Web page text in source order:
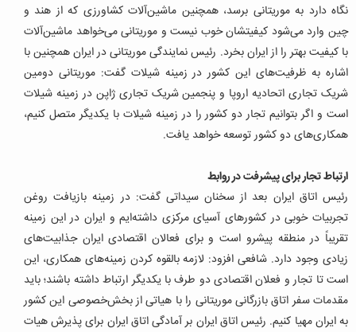
نگاه دارد به موریتانی برسد، همچنین ماشین‌آلات کشاورزی که از هند و
چین وارد می‌شود کیفیتشان خوب نیست و موریتانی می‌خواهد ماشین‌آلات
با کیفیت بهتر را از ایران بخرد. رئیس نمایندگی موریتانی در ایران همچنین با
اشاره به ظرفیت‌های این کشور در زمینه شیلات گفت: موریتانی دومین
شریک تجاری اتحادیه اروپا و پنجمین شریک تجاری ژاپن در زمینه شیلات
است و اگر بتوانیم تجار دو کشور را در زمینه شیلات با یکدیگر متصل کنیم،
همکاری‌های دو کشور توسعه خواهد یافت.
ارتباط تجار برای پیشرفت در روابط
رئیس اتاق ایران بعد از سخنان سیداتی گفت: در زمینه بازیافت روغن
تجربیات خوبی در کشورهای آسیای مرکزی داشته‌ایم و ایران در این زمینه
تقریباً در منطقه پیشرو است و برای فعالان اقتصادی ایران جذابیت‌های
زیادی وجود دارد. شافعی افزود: لازمه بالقوه کردن زمینه‌های همکاری، این
است تا تجار و فعلان اقتصادی دو طرف با یکدیگر ارتباط داشته باشند؛ باید
مقدمات سفر اتاق بازرگانی موریتانی را با هیاتی از بخش‌خصوصی این کشور
به ایران مهیا کنیم. رئیس اتاق ایران بر آمادگی اتاق ایران برای پذیرش هیات